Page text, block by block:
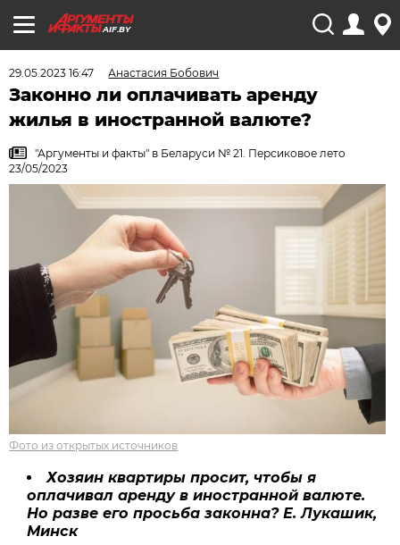
AIF.BY
29.05.2023 16:47 Анастасия Бобович
Законно ли оплачивать аренду
жилья в иностранной валюте?
"Аргументы и факты" в Беларуси № 21. Персиковое лето
23/05/2023
Фото из открытых источников
Хозяин квартиры просит, чтобы я
оплачивал аренду в иностранной валюте.
Но разве его просьба законна? Е. Лукашик,
Минск